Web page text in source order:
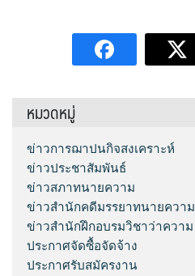
หมวดหมู่
ข่าวการฌาปนกิจสงเคราะห์
ข่าวประชาสัมพันธ์
ข่าวสภาทนายความ
ข่าวสำนักคดีมรรยาทนายความ
ข่าวสำนักฝึกอบรมวิชาว่าความ
ประกาศจัดซื้อจัดจ้าง
ประกาศรับสมัครงาน